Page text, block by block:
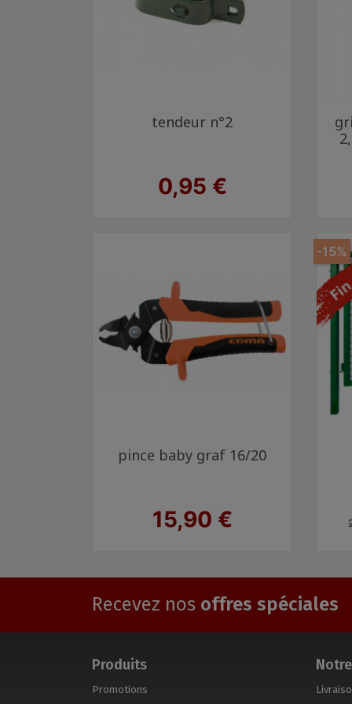
Aperçu rapide
Vert 6005
Gris anthracite 7016
tendeur n°2
Prix
0,95 €
Aperçu rapide
pince baby graf 16/20
Prix
15,90 €
-15%
Recevez nos offres spéciales
Produits
Promotions